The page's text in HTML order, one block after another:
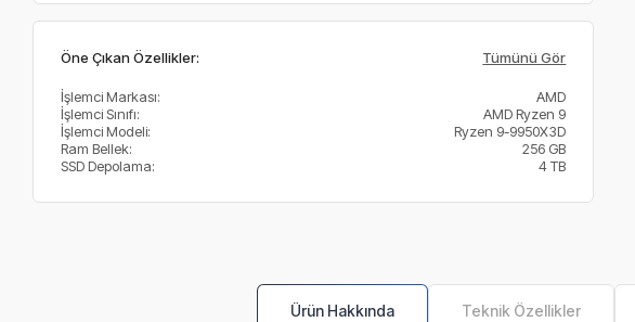
Öne Çıkan Özellikler: Tümünü Gör
İşlemci Markası:
AMD
İşlemci Sınıfı:
AMD Ryzen 9
İşlemci Modeli:
Ryzen 9-9950X3D
Ram Bellek:
256 GB
SSD Depolama:
4 TB
Ürün Hakkında Teknik Özellikler